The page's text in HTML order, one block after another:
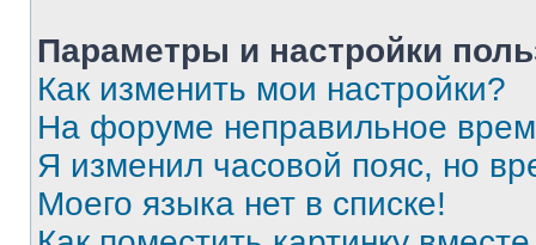
Параметры и настройки
Как изменить мои настройки?
На форуме неправильное
Я изменил часовой пояс, но
Моего языка нет в списке!